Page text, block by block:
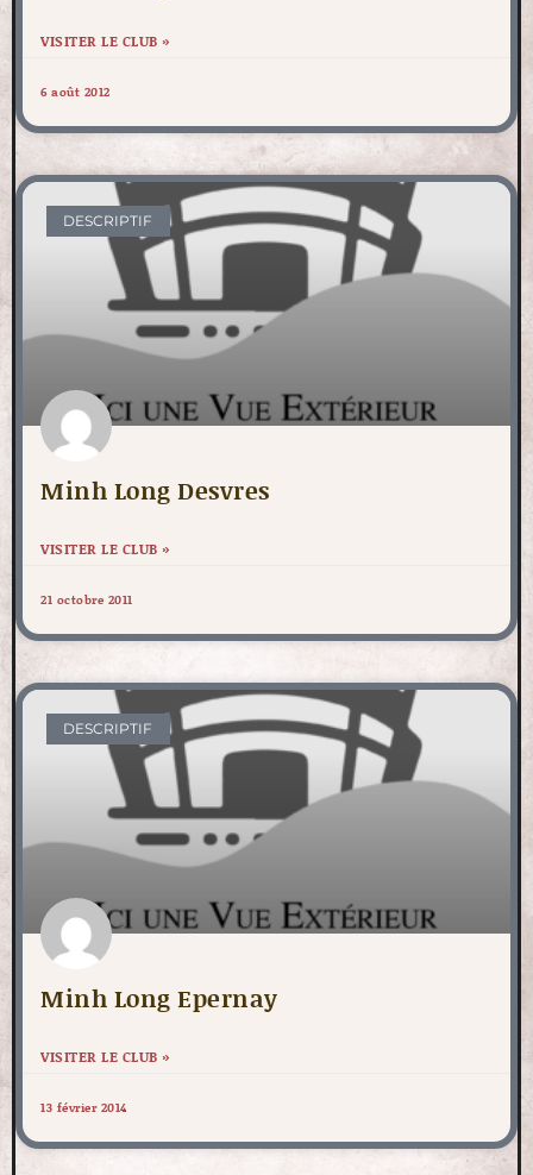
VISITER LE CLUB »
6 août 2012
DESCRIPTIF
Minh Long Desvres
VISITER LE CLUB »
21 octobre 2011
DESCRIPTIF
Minh Long Epernay
VISITER LE CLUB »
13 février 2014